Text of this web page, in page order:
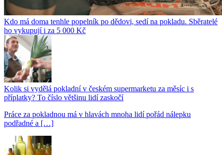
Kdo má doma tenhle popelník po dědovi, sedí na pokladu. Sběratelé
ho vykupují i za 5 000 Kč
Kolik si vydělá pokladní v českém supermarketu za měsíc i s
příplatky? To číslo většinu lidí zaskočí
Práce za pokladnou má v hlavách mnoha lidí pořád nálepku
podřadné a […]